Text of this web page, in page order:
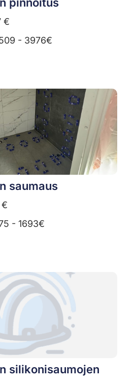
pinnoitus
€
- 3976€
saumaus
€
- 1693€
silikonisaumojen